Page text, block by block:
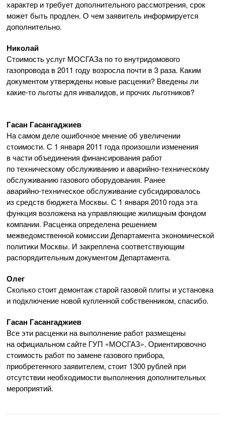
характер и требует дополнительного рассмотрения, срок
может быть продлен. О чем заявитель информируется
дополнительно.
Николай
Стоимость услуг МОСГАЗа по то внутридомового
газопровода в 2011 году возросла почти в 3 раза. Каким
документом утверждены новые расценки? Введены ли
какие-то льготы для инвалидов, и прочих льготников?
Гасан Гасангаджиев
На самом деле ошибочное мнение об увеличении
стоимости. С 1 января 2011 года произошли изменения
в части объединения финансирования работ
по техническому обслуживанию иаварийно-техническому
обслуживанию газового оборудования. Ранее
аварийно-техническоеобслуживание субсидировалось
из средств бюджета Москвы. С 1 января 2010 года эта
функция возложена на управляющие жилищным фондом
компании. Расценка определена решением
межведомственной комиссии Департамента экономической
политики Москвы. И закреплена соответствующим
распорядительным документом Департамента.
Олег
Сколько стоит демонтаж старой газовой плиты и установка
и подключение новой купленной собственником, спасибо.
Гасан Гасангаджиев
Все эти расценки на выполнение работ размещены
на официальном сайте ГУП «МОСГАЗ». Ориентировочно
стоимость работ по замене газового прибора,
приобретенного заявителем, стоит 1300 рублей при
отсутствии необходимости выполнения дополнительных
мероприятий.